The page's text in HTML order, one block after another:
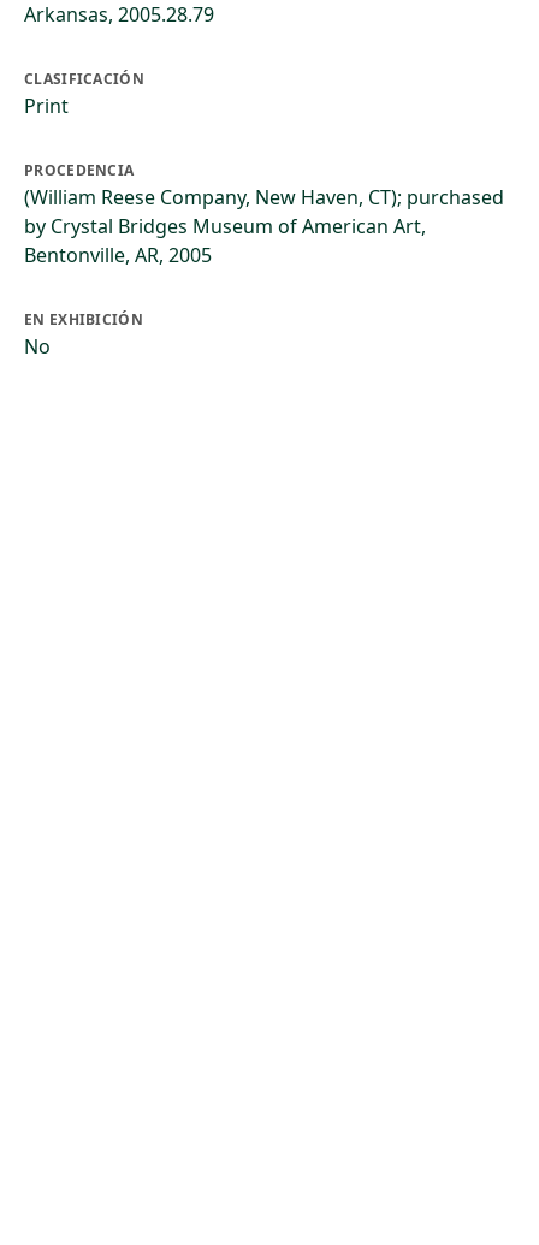
Arkansas, 2005.28.79
CLASIFICACIÓN
Print
PROCEDENCIA
(William Reese Company, New Haven, CT); purchased
by Crystal Bridges Museum of American Art,
Bentonville, AR, 2005
EN EXHIBICIÓN
No